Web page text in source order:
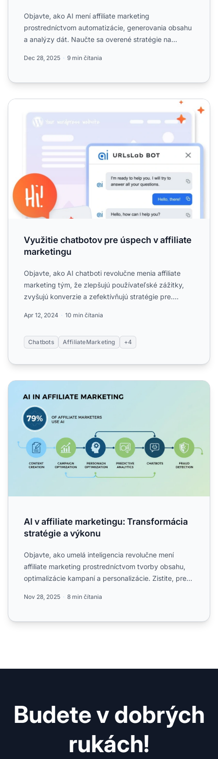
Objavte, ako AI mení affiliate marketing
prostredníctvom automatizácie, generovania obsahu
a analýzy dát. Naučte sa overené stratégie na
Dec 28, 2025 9 min čítania
Využitie chatbotov pre úspech v affiliate marketingu
Využitie chatbotov pre úspech v affiliate
marketingu
Objavte, ako AI chatboti revolučne menia affiliate
marketing tým, že zlepšujú používateľské zážitky,
zvyšujú konverzie a zefektívňujú stratégie pre....
Apr 12, 2024 10 min čítania
Chatbots AffiliateMarketing +4
AI v affiliate marketingu: Transformácia stratégie a výkonu
AI v affiliate marketingu: Transformácia
stratégie a výkonu
Objavte, ako umelá inteligencia revolučne mení
affiliate marketing prostredníctvom tvorby obsahu,
optimalizácie kampaní a personalizácie. Zistite, prečo
Nov 28, 2025 8 min čítania
Budete v dobrých
rukách!